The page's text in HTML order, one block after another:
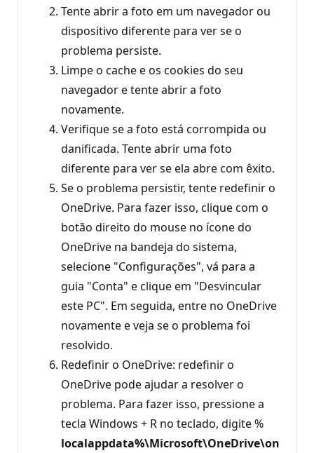
Tente abrir a foto em um navegador ou
dispositivo diferente para ver se o
problema persiste.
Limpe o cache e os cookies do seu
navegador e tente abrir a foto
novamente.
Verifique se a foto está corrompida ou
danificada. Tente abrir uma foto
diferente para ver se ela abre com êxito.
Se o problema persistir, tente redefinir o
OneDrive. Para fazer isso, clique com o
botão direito do mouse no ícone do
OneDrive na bandeja do sistema,
selecione "Configurações", vá para a
guia "Conta" e clique em "Desvincular
este PC". Em seguida, entre no OneDrive
novamente e veja se o problema foi
resolvido.
Redefinir o OneDrive: redefinir o
OneDrive pode ajudar a resolver o
problema. Para fazer isso, pressione a
tecla Windows + R no teclado, digite %
localappdata%\Microsoft\OneDrive\on